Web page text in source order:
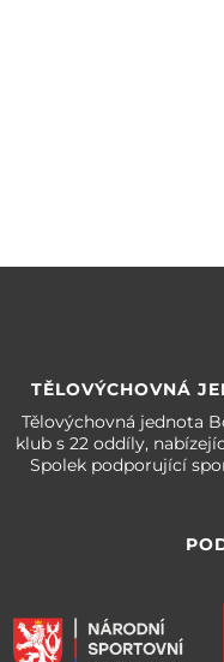
TĚLOVÝCHOVNÁ
Tělovýchovná jednota
klub s 22 oddíly,
Spolek podporující